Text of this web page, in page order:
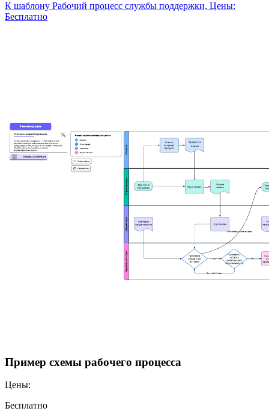
К шаблону Рабочий процесс службы поддержки, Цены:
Бесплатно
Пример схемы рабочего процесса
Цены:
Бесплатно